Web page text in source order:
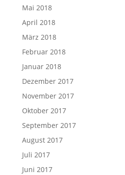
Mai 2018
April 2018
März 2018
Februar 2018
Januar 2018
Dezember 2017
November 2017
Oktober 2017
September 2017
August 2017
Juli 2017
Juni 2017